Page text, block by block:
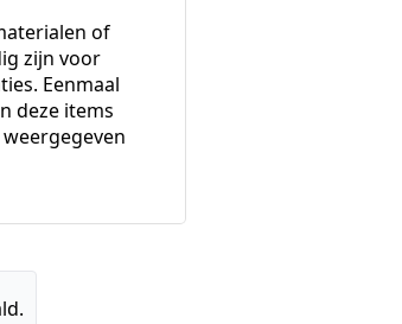
of
zijn voor
Eenmaal
deze items